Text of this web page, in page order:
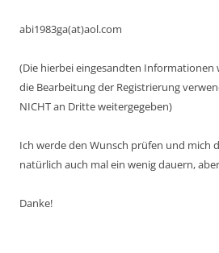
abi1983ga(at)aol.com
(Die hierbei eingesandten
die Bearbeitung der Registrierung
NICHT an Dritte weitergegeben)
Ich werde den Wunsch prüfen und mich
natürlich auch mal ein wenig dauern,
Danke!